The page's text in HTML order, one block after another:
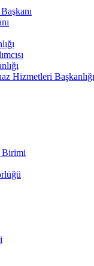
Hizmetleri Başkanlığı
Birimi